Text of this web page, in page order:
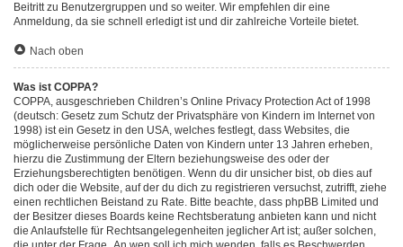
Beitritt zu Benutzergruppen und so weiter. Wir empfehlen dir eine
Anmeldung, da sie schnell erledigt ist und dir zahlreiche Vorteile bietet.
Nach oben
Was ist COPPA?
COPPA, ausgeschrieben Children’s Online Privacy Protection Act of 1998
(deutsch: Gesetz zum Schutz der Privatsphäre von Kindern im Internet von
1998) ist ein Gesetz in den USA, welches festlegt, dass Websites, die
möglicherweise persönliche Daten von Kindern unter 13 Jahren erheben,
hierzu die Zustimmung der Eltern beziehungsweise des oder der
Erziehungsberechtigten benötigen. Wenn du dir unsicher bist, ob dies auf
dich oder die Website, auf der du dich zu registrieren versuchst, zutrifft, ziehe
einen rechtlichen Beistand zu Rate. Bitte beachte, dass phpBB Limited und
der Besitzer dieses Boards keine Rechtsberatung anbieten kann und nicht
die Anlaufstelle für Rechtsangelegenheiten jeglicher Art ist; außer solchen,